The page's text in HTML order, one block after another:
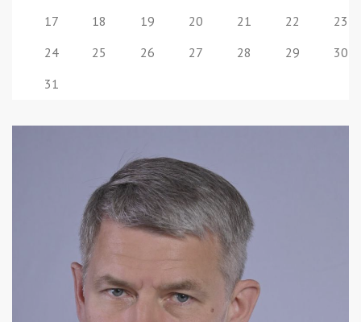
17
18 19 20 21 22
23
24
25 26 27 28 29
30
31